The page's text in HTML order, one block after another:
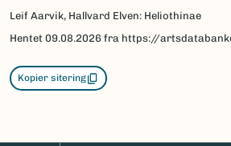
Leif Aarvik, Hallvard Elven: Heliothinae
Hentet 09.08.2026 fra https://artsdatabanken.no/
Kopier sitering